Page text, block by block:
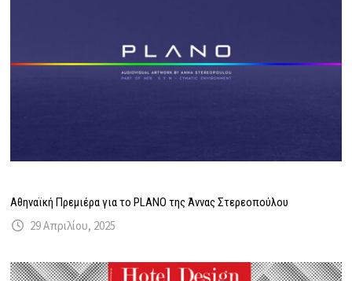
Αθηναϊκή Πρεμιέρα για το PLANO της Άννας Στερεοπούλου
29 Απριλίου, 2025